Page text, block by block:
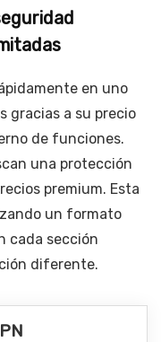
en uno
gracias a su precio
de funciones.
una protección
premium. Esta
un formato
cada sección
diferente.